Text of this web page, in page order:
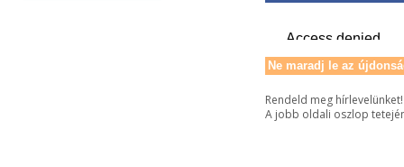
Ne maradj le az
Rendeld meg hírlevelünket!
A jobb oldali oszlop